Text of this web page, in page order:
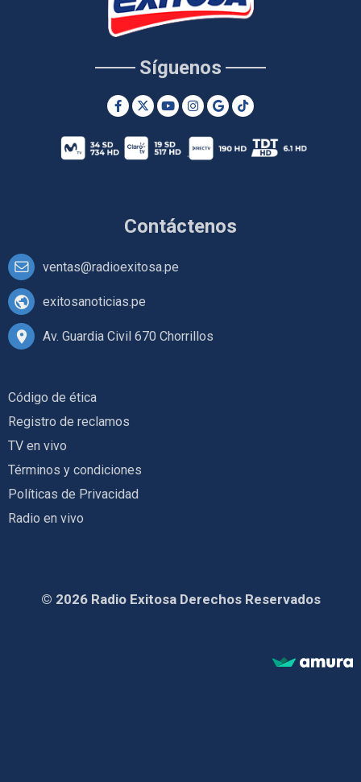
Contáctenos
ventas@radioexitosa.pe
exitosanoticias.pe
Av. Guardia Civil 670 Chorrillos
Síguenos
Código de ética
Registro de reclamos
TV en vivo
Términos y condiciones
Políticas de Privacidad
Radio en vivo
© 2026 Radio Exitosa Derechos Reservados